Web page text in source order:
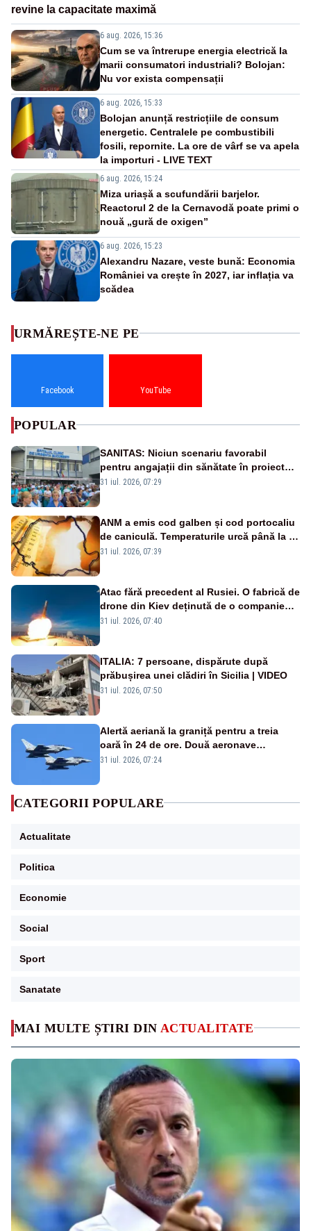
revine la capacitate maximă
6 aug. 2026, 15:36
Cum se va întrerupe energia electrică la
marii consumatori industriali? Bolojan:
Nu vor exista compensații
6 aug. 2026, 15:33
Bolojan anunță restricțiile de consum
energetic. Centralele pe combustibili
fosili, repornite. La ore de vârf se va apela
la importuri - LIVE TEXT
6 aug. 2026, 15:24
Miza uriașă a scufundării barjelor.
Reactorul 2 de la Cernavodă poate primi o
nouă „gură de oxigen”
6 aug. 2026, 15:23
Alexandru Nazare, veste bună: Economia
României va crește în 2027, iar inflația va
scădea
MAI MULTE ȘTIRI DIN ACTUALITATE
URMĂREȘTE-NE PE
Facebook YouTube
POPULAR
SANITAS: Niciun scenariu favorabil
pentru angajații din sănătate în proiectul
Legii salarizării
31 iul. 2026, 07:29
ANM a emis cod galben și cod portocaliu
de caniculă. Temperaturile urcă până la 38
de grade, iar nopțile devin tropicale
31 iul. 2026, 07:39
Atac fără precedent al Rusiei. O fabrică de
drone din Kiev deținută de o companie
americană, distrusă de o rachetă
31 iul. 2026, 07:40
ITALIA: 7 persoane, dispărute după
prăbușirea unei clădiri în Sicilia | VIDEO
31 iul. 2026, 07:50
Alertă aeriană la graniță pentru a treia
oară în 24 de ore. Două aeronave
Eurofighter britanice au fost ridicate de la
31 iul. 2026, 07:24
CATEGORII POPULARE
Actualitate
Politica
Economie
Social
Sport
Sanatate